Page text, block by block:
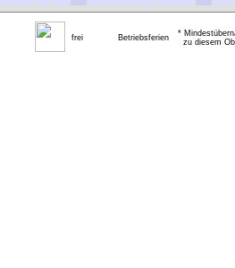
frei Betriebsferien
*
zu diesem